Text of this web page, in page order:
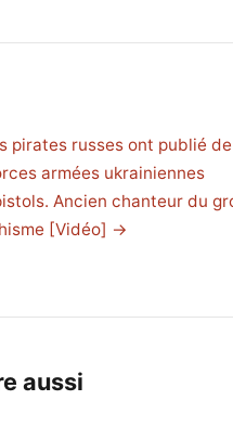
pirates russes ont publié
armées ukrainiennes
Ancien chanteur du
[Vidéo] →
aussi